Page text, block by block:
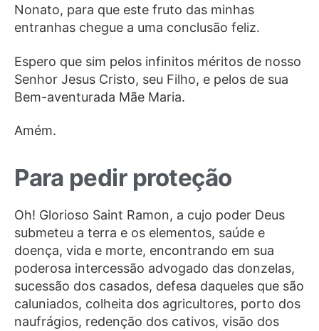
Nonato, para que este fruto das minhas
entranhas chegue a uma conclusão feliz.
Espero que sim pelos infinitos méritos de nosso
Senhor Jesus Cristo, seu Filho, e pelos de sua
Bem-aventurada Mãe Maria.
Amém.
Para pedir proteção
Oh! Glorioso Saint Ramon, a cujo poder Deus
submeteu a terra e os elementos, saúde e
doença, vida e morte, encontrando em sua
poderosa intercessão advogado das donzelas,
sucessão dos casados, defesa daqueles que são
caluniados, colheita dos agricultores, porto dos
naufrágios, redenção dos cativos, visão dos